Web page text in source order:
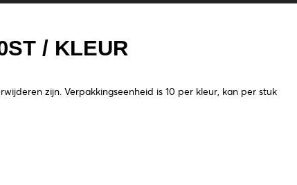
/ KLEUR
zijn. Verpakkingseenheid is 10 per kleur, kan per stuk